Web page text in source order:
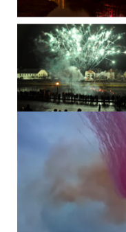
VÍCE INFORMACÍ
EASY BOXY jsou
pyrotechnických
efektů (chryzantémy,
atd.), které Vám zaručí,
se o nic starat? Tak
určeny! Jednou zapálíte
intervalech začnou
Najdete zde všechny
nevíte, jak se jmenují.
souseda už je na Vás.:-)
8 DALŠÍCH